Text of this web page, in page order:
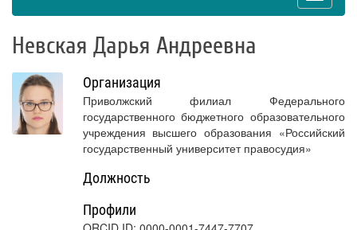
Невская Дарья Андреевна
Организация
Приволжский филиал Федерального
государственного бюджетного образовательного
учреждения высшего образования «Российский
государственный университет правосудия»
Должность
Профили